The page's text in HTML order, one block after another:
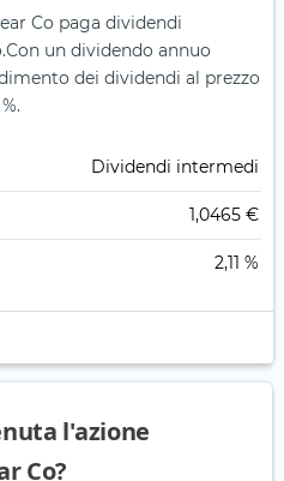
Co paga dividendi
Con un dividendo annuo
dei dividendi al prezzo
Dividendi intermedi
1,0465 €
2,11 %
l'azione
Co?